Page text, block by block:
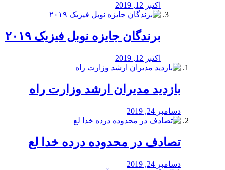
اکتبر 12, 2019
برندگان جایزه نوبل فیزیک ۲۰۱۹
اکتبر 12, 2019
بازدید مدیران ارشد وزارت راه
دسامبر 24, 2019
تصادف در محدوده درده خدا لع
دسامبر 24, 2019